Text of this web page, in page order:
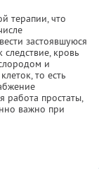
терапии, что
застоявшуюся
кровь
и
то есть
работа простаты,
важно при